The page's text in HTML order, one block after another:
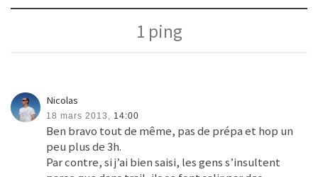
1 ping
Nicolas
18 mars 2013, 14:00
Ben bravo tout de même, pas de prépa et hop un
peu plus de 3h.
Par contre, si j’ai bien saisi, les gens s’insultent